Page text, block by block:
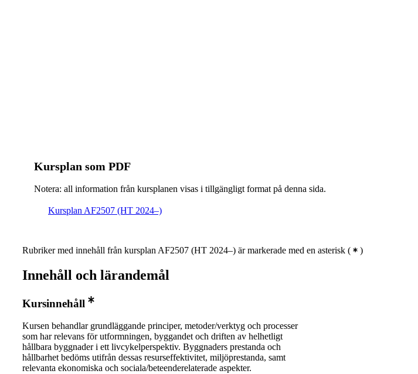
Kursplan som PDF
Notera: all information från kursplanen visas i tillgängligt format på denna sida.
Kursplan AF2507 (HT 2024–)
Rubriker med innehåll från kursplan AF2507 (HT 2024–) är markerade med en asterisk ( )
Innehåll och lärandemål
Kursinnehåll
Kursen behandlar grundläggande principer, metoder/verktyg och processer
som har relevans för utformningen, byggandet och driften av helhetligt
hållbara byggnader i ett livcykelperspektiv. Byggnaders prestanda och
hållbarhet bedöms utifrån dessas resurseffektivitet, miljöprestanda, samt
relevanta ekonomiska och sociala/beteenderelaterade aspekter.